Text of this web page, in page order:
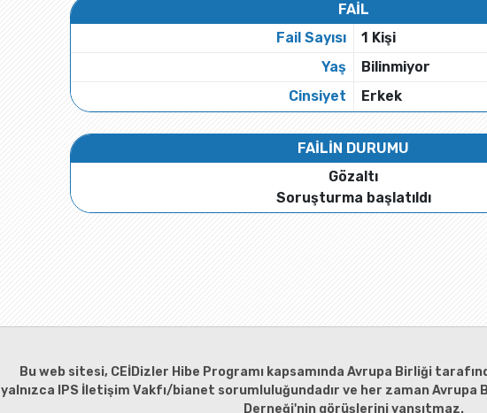
FAİL
Fail Sayısı
1 Kişi
Yaş
Bilinmiyor
Cinsiyet
Erkek
FAİLİN DURUMU
Gözaltı
Soruşturma başlatıldı
Bu web sitesi, CEİDizler Hibe Programı kapsamında Avrupa Birliği
yalnızca IPS İletişim Vakfı/bianet sorumluluğundadır ve her zaman
Derneği'nin görüşlerini yansıtmaz.